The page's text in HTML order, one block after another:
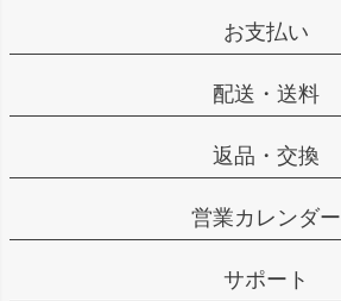
お支払い
配送・送料
返品・交換
営業カレンダー
サポート